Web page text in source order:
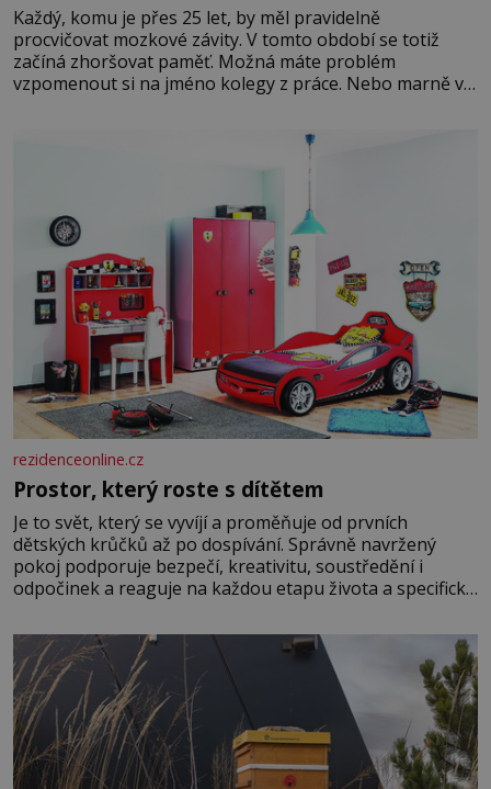
Každý, komu je přes 25 let, by měl pravidelně
procvičovat mozkové závity. V tomto období se totiž
začíná zhoršovat paměť. Možná máte problém
vzpomenout si na jméno kolegy z práce. Nebo marně v
rezidenceonline.cz
Prostor, který roste s dítětem
Je to svět, který se vyvíjí a proměňuje od prvních
dětských krůčků až po dospívání. Správně navržený
pokoj podporuje bezpečí, kreativitu, soustředění i
odpočinek a reaguje na každou etapu života a specifické
měkkost a bezpečí, proto by pokoj miminka měl působit
především klidně a útulně. Předškolní věk je